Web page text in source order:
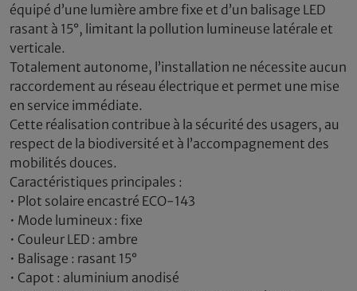
équipé d’une lumière ambre fixe et d’un balisage LED
rasant à 15°, limitant la pollution lumineuse latérale et
verticale.
Totalement autonome, l’installation ne nécessite aucun
raccordement au réseau électrique et permet une mise
en service immédiate.
Cette réalisation contribue à la sécurité des usagers, au
respect de la biodiversité et à l’accompagnement des
mobilités douces.
Caractéristiques principales :
• Plot solaire encastré ECO-143
• Mode lumineux : fixe
• Couleur LED : ambre
• Balisage : rasant 15°
• Capot : aluminium anodisé